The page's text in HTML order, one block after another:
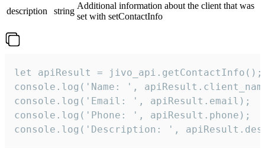
description
string
Additional information about the client that was
set with setContactInfo
let apiResult = jivo_api.getContactInfo();
console.log('Name: ',
console.log('Email: ', apiResult.email);
console.log('Phone: ', apiResult.phone);
console.log('Description: ',